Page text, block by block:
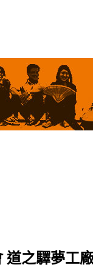
道之驛夢工